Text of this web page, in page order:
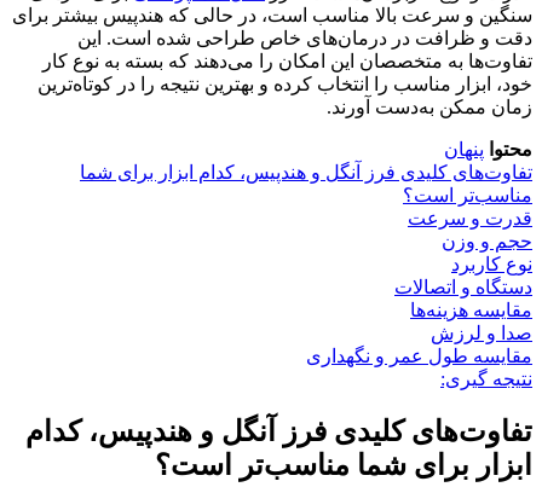
سنگین و سرعت بالا مناسب است، در حالی که هندپیس بیشتر برای
دقت و ظرافت در درمان‌های خاص طراحی شده است. این
تفاوت‌ها به متخصصان این امکان را می‌دهند که بسته به نوع کار
خود، ابزار مناسب را انتخاب کرده و بهترین نتیجه را در کوتاه‌ترین
زمان ممکن به‌دست آورند.
محتوا پنهان
تفاوت‌های کلیدی فرز آنگل و هندپیس، کدام ابزار برای شما
مناسب‌تر است؟
قدرت و سرعت
حجم و وزن
نوع کاربرد
دستگاه و اتصالات
مقایسه هزینه‌ها
صدا و لرزش
مقایسه طول عمر و نگهداری
نتیجه گیری:
تفاوت‌های کلیدی فرز آنگل و هندپیس، کدام
ابزار برای شما مناسب‌تر است؟